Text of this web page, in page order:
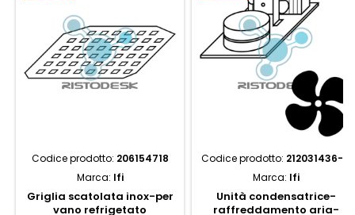
Codice prodotto: 206154718
Marca: Ifi
Griglia scatolata inox-per
vano refrigetato
Codice prodotto: 212031436-4
Marca: Ifi
Unità condensatrice-
raffreddamento aria-